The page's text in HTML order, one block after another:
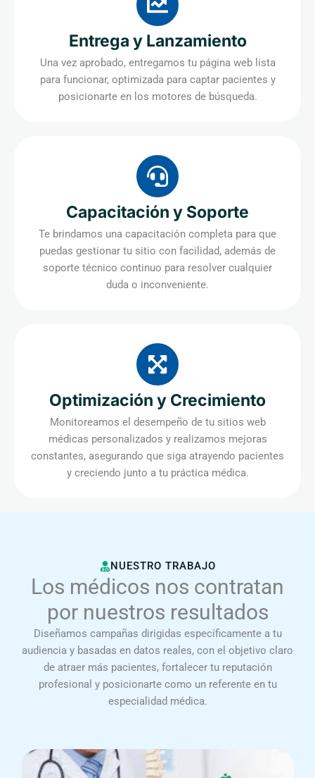
Entrega y Lanzamiento
Una vez aprobado, entregamos tu página web lista
para funcionar, optimizada para captar pacientes y
posicionarte en los motores de búsqueda.
Capacitación y Soporte
Te brindamos una capacitación completa para que
puedas gestionar tu sitio con facilidad, además de
soporte técnico continuo para resolver cualquier
duda o inconveniente.
Optimización y Crecimiento
Monitoreamos el desempeño de tu sitios web
médicas personalizados y realizamos mejoras
constantes, asegurando que siga atrayendo pacientes
y creciendo junto a tu práctica médica.
NUESTRO TRABAJO
Los médicos nos contratan
por nuestros resultados
Diseñamos campañas dirigidas específicamente a tu
audiencia y basadas en datos reales, con el objetivo claro
de atraer más pacientes, fortalecer tu reputación
profesional y posicionarte como un referente en tu
especialidad médica.